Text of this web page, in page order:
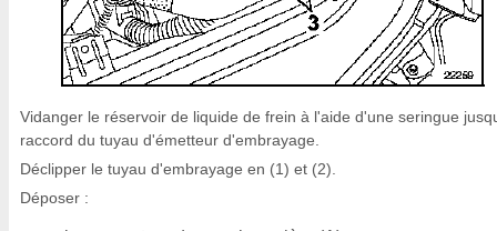
Vidanger le réservoir de liquide de frein à l'aide d'une seringue
raccord du tuyau d'émetteur d'embrayage.
Déclipper le tuyau d'embrayage en (1) et (2).
Déposer :